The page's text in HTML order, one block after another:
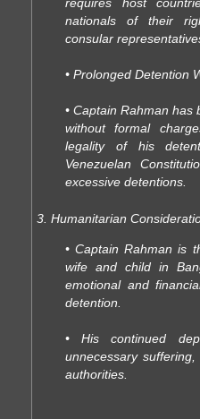
requires host
nationals of their
consular
• Prolonged Detention
• Captain Rahman
without formal
legality of his
Venezuelan
excessive detentions.
3. Humanitarian
• Captain Rahman is
wife and child in
emotional and
detention.
• His continued
unnecessary
authorities.